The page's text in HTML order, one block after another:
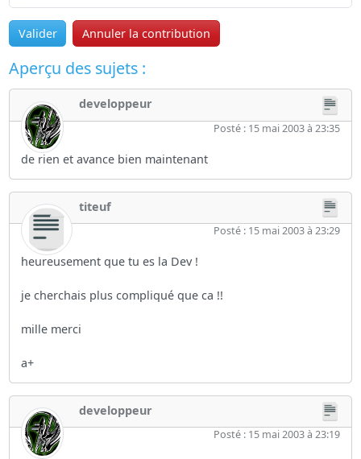
Valider Annuler la contribution
Aperçu des sujets :
developpeur
Posté : 15 mai 2003 à 23:35
de rien et avance bien maintenant
titeuf
Posté : 15 mai 2003 à 23:29
heureusement que tu es la Dev !
je cherchais plus compliqué que ca !!
mille merci
a+
developpeur
Posté : 15 mai 2003 à 23:19